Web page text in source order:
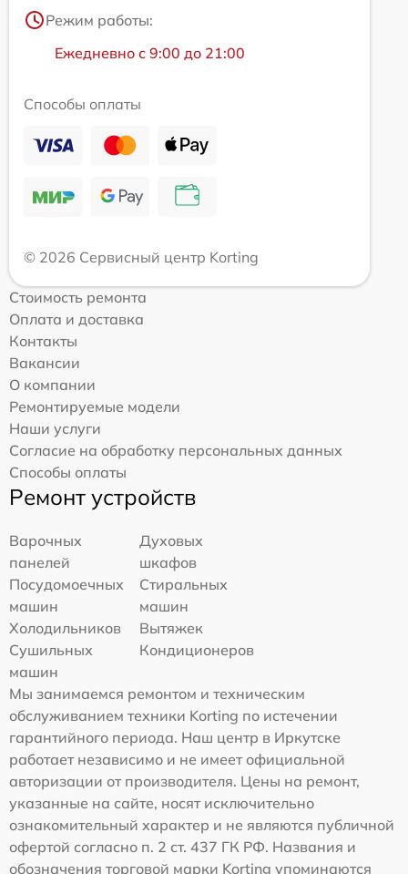
Режим работы:
Ежедневно с 9:00 до 21:00
Способы оплаты
© 2026 Сервисный центр Korting
Стоимость ремонта
Оплата и доставка
Контакты
Вакансии
О компании
Ремонтируемые модели
Наши услуги
Согласие на обработку персональных данных
Способы оплаты
Ремонт устройств
Варочных
панелей
Духовых
шкафов
Посудомоечных
машин
Стиральных
машин
Холодильников
Вытяжек
Сушильных
машин
Кондиционеров
Мы занимаемся ремонтом и техническим
обслуживанием техники Korting по истечении
гарантийного периода. Наш центр в Иркутске
работает независимо и не имеет официальной
авторизации от производителя. Цены на ремонт,
указанные на сайте, носят исключительно
ознакомительный характер и не являются публичной
офертой согласно п. 2 ст. 437 ГК РФ. Названия и
обозначения торговой марки Korting упоминаются